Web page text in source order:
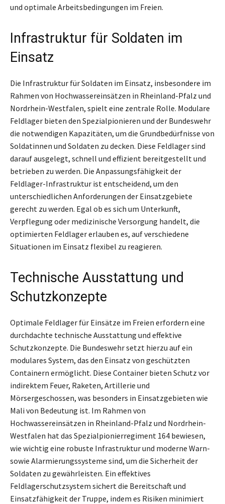
und optimale Arbeitsbedingungen im Freien.
Infrastruktur für Soldaten im
Einsatz
Die Infrastruktur für Soldaten im Einsatz, insbesondere im
Rahmen von Hochwassereinsätzen in Rheinland-Pfalz und
Nordrhein-Westfalen, spielt eine zentrale Rolle. Modulare
Feldlager bieten den Spezialpionieren und der Bundeswehr
die notwendigen Kapazitäten, um die Grundbedürfnisse von
Soldatinnen und Soldaten zu decken. Diese Feldlager sind
darauf ausgelegt, schnell und effizient bereitgestellt und
betrieben zu werden. Die Anpassungsfähigkeit der
Feldlager-Infrastruktur ist entscheidend, um den
unterschiedlichen Anforderungen der Einsatzgebiete
gerecht zu werden. Egal ob es sich um Unterkunft,
Verpflegung oder medizinische Versorgung handelt, die
optimierten Feldlager erlauben es, auf verschiedene
Situationen im Einsatz flexibel zu reagieren.
Technische Ausstattung und
Schutzkonzepte
Optimale Feldlager für Einsätze im Freien erfordern eine
durchdachte technische Ausstattung und effektive
Schutzkonzepte. Die Bundeswehr setzt hierzu auf ein
modulares System, das den Einsatz von geschützten
Containern ermöglicht. Diese Container bieten Schutz vor
indirektem Feuer, Raketen, Artillerie und
Mörsergeschossen, was besonders in Einsatzgebieten wie
Mali von Bedeutung ist. Im Rahmen von
Hochwassereinsätzen in Rheinland-Pfalz und Nordrhein-
Westfalen hat das Spezialpionierregiment 164 bewiesen,
wie wichtig eine robuste Infrastruktur und moderne Warn-
sowie Alarmierungssysteme sind, um die Sicherheit der
Soldaten zu gewährleisten. Ein effektives
Feldlagerschutzsystem sichert die Bereitschaft und
Einsatzfähigkeit der Truppe, indem es Risiken minimiert